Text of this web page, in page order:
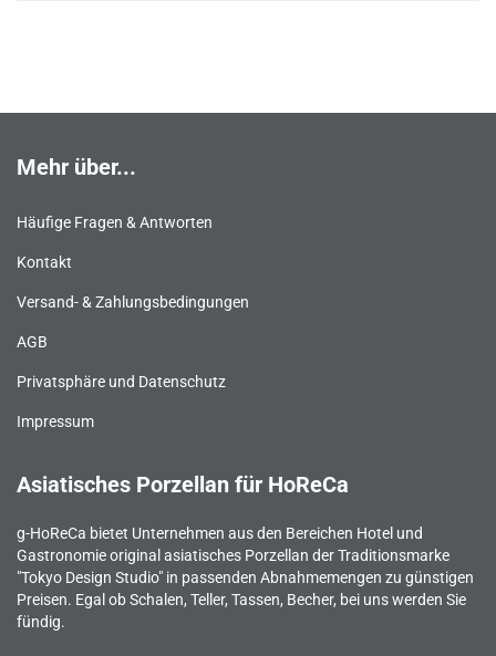
Mehr über...
Häufige Fragen & Antworten
Kontakt
Versand- & Zahlungsbedingungen
AGB
Privatsphäre und Datenschutz
Impressum
Asiatisches Porzellan für HoReCa
g-HoReCa bietet Unternehmen aus den Bereichen Hotel und
Gastronomie original asiatisches Porzellan der Traditionsmarke
"Tokyo Design Studio" in passenden Abnahmemengen zu günstigen
Preisen. Egal ob Schalen, Teller, Tassen, Becher, bei uns werden Sie
fündig.